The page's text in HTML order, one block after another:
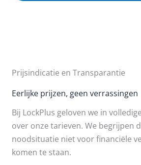
Prijsindicatie en Transparantie
Eerlijke prijzen, geen verrassingen
Bij LockPlus geloven we in
over onze tarieven. We begrijpen
noodsituatie niet voor financiële
komen te staan.